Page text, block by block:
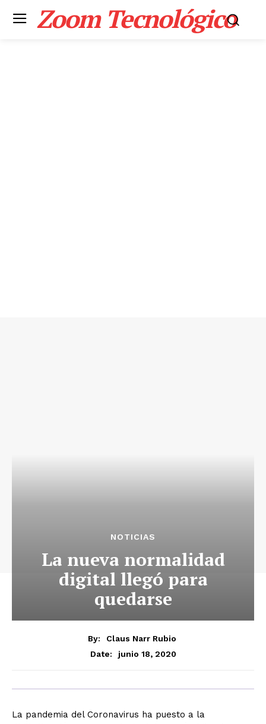
Zoom Tecnológico
NOTICIAS
La nueva normalidad
digital llegó para
quedarse
By:
Claus Narr Rubio
Date:
junio 18, 2020
La pandemia del Coronavirus ha puesto a la